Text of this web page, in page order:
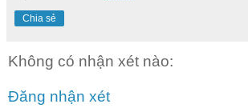
Chia sẻ
Không có nhận xét nào:
Đăng nhận xét